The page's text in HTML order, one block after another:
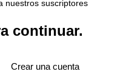
nuestros suscriptores
continuar.
Crear una cuenta